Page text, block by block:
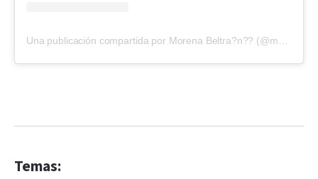
Temas: